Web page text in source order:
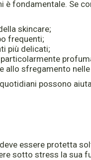
è fondamentale. Se
skincare;
frequenti;
più delicati;
allo sfregamento
possono
essere protetta
sotto stress la sua